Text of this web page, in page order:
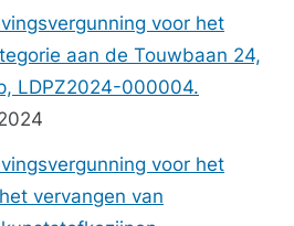
voor het
aan de Touwbaan 24,
LDPZ2024-000004.
voor het
vervangen van